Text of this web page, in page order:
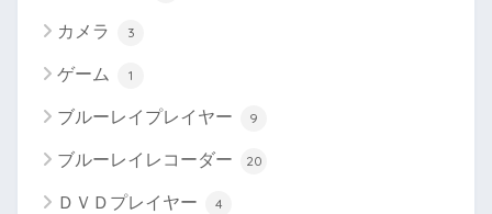
カメラ 3
ゲーム 1
ブルーレイプレイヤー 9
ブルーレイレコーダー 20
ＤＶＤプレイヤー 4